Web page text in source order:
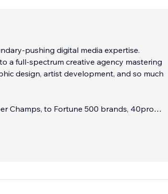
pushing digital media expertise.
a full-spectrum creative agency mastering
design, artist development, and so much
Champs, to Fortune 500 brands, 40pro